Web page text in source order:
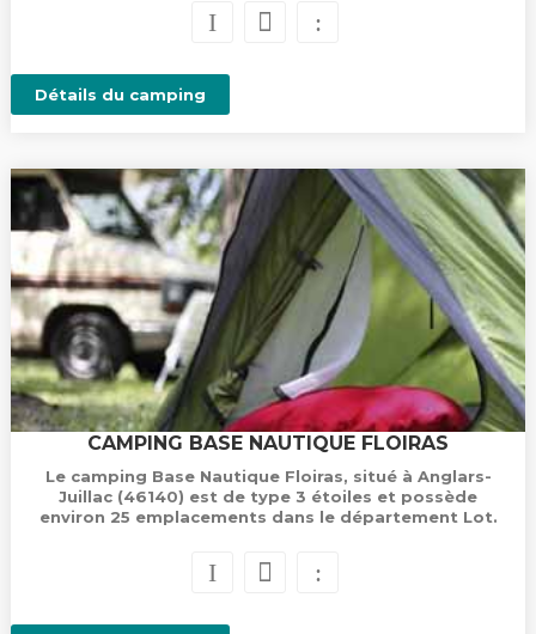
Détails du camping
CAMPING BASE NAUTIQUE FLOIRAS
Le camping Base Nautique Floiras, situé à Anglars-
Juillac (46140) est de type 3 étoiles et possède
environ 25 emplacements dans le département Lot.